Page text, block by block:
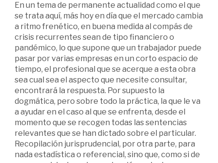
En un tema de permanente actualidad como el que
se trata aquí, más hoy en día que el mercado cambia
a ritmo frenético, en buena medida al compás de
crisis recurrentes sean de tipo financiero o
pandémico, lo que supone que un trabajador puede
pasar por varias empresas en un corto espacio de
tiempo, el profesional que se acerque a esta obra
sea cual sea el aspecto que necesite consultar,
encontrará la respuesta. Por supuesto la
dogmática, pero sobre todo la práctica, la que le va
a ayudar en el caso al que se enfrenta, desde el
momento que se recogen todas las sentencias
relevantes que se han dictado sobre el particular.
Recopilación jurisprudencial, por otra parte, para
nada estadística o referencial, sino que, como si de